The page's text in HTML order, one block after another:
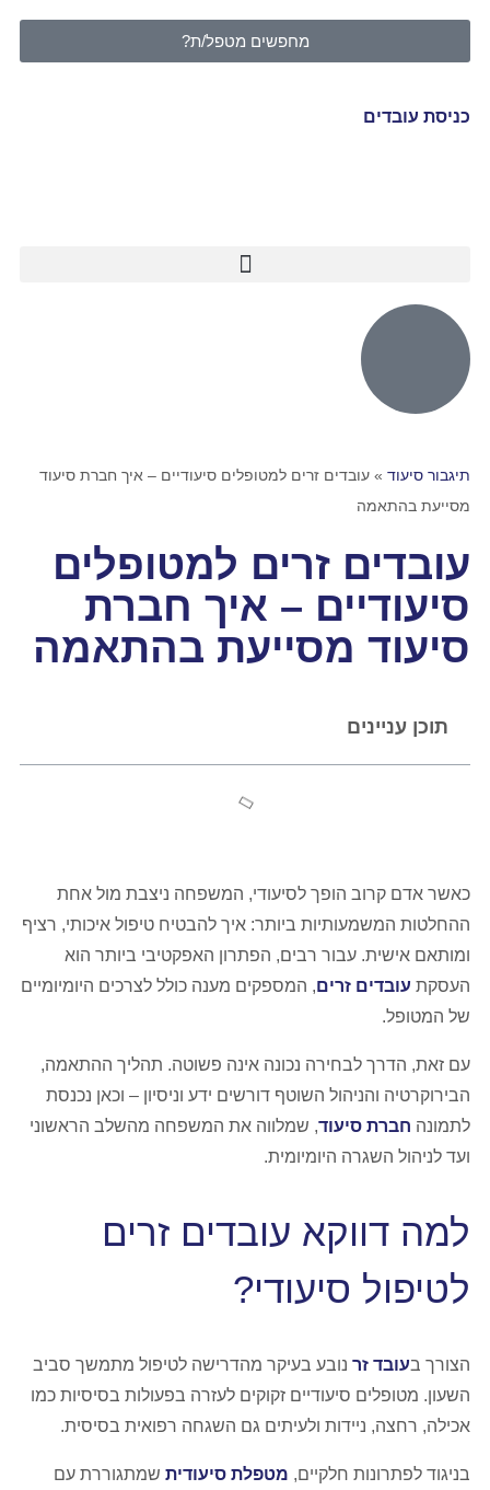
מחפשים מטפל/ת?
כניסת עובדים
תיגבור סיעוד » עובדים זרים למטופלים סיעודיים – איך חברת סיעוד
מסייעת בהתאמה
עובדים זרים למטופלים
סיעודיים – איך חברת
סיעוד מסייעת בהתאמה
תוכן עניינים
כאשר אדם קרוב הופך לסיעודי, המשפחה ניצבת מול אחת
ההחלטות המשמעותיות ביותר: איך להבטיח טיפול איכותי, רציף
ומותאם אישית. עבור רבים, הפתרון האפקטיבי ביותר הוא
העסקת עובדים זרים, המספקים מענה כולל לצרכים היומיומיים
של המטופל.
עם זאת, הדרך לבחירה נכונה אינה פשוטה. תהליך ההתאמה,
הבירוקרטיה והניהול השוטף דורשים ידע וניסיון – וכאן נכנסת
לתמונה חברת סיעוד, שמלווה את המשפחה מהשלב הראשוני
ועד לניהול השגרה היומיומית.
למה דווקא עובדים זרים
לטיפול סיעודי?
הצורך בעובד זר נובע בעיקר מהדרישה לטיפול מתמשך סביב
השעון. מטופלים סיעודיים זקוקים לעזרה בפעולות בסיסיות כמו
אכילה, רחצה, ניידות ולעיתים גם השגחה רפואית בסיסית.
בניגוד לפתרונות חלקיים, מטפלת סיעודית שמתגוררת עם